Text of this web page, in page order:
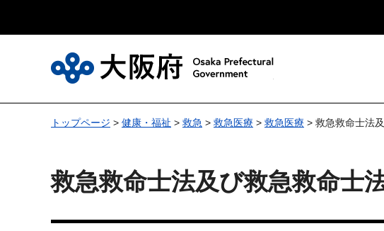
トップページ > 健康・福祉 > 救急 > 救急医療 > 救急医療 > 救急救命士法
救急救命士法及び救急救命士